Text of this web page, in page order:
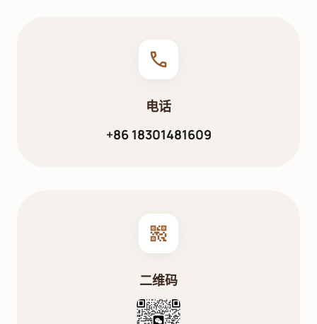
phone
电话
+86 18301481609
qr_code_2
二维码